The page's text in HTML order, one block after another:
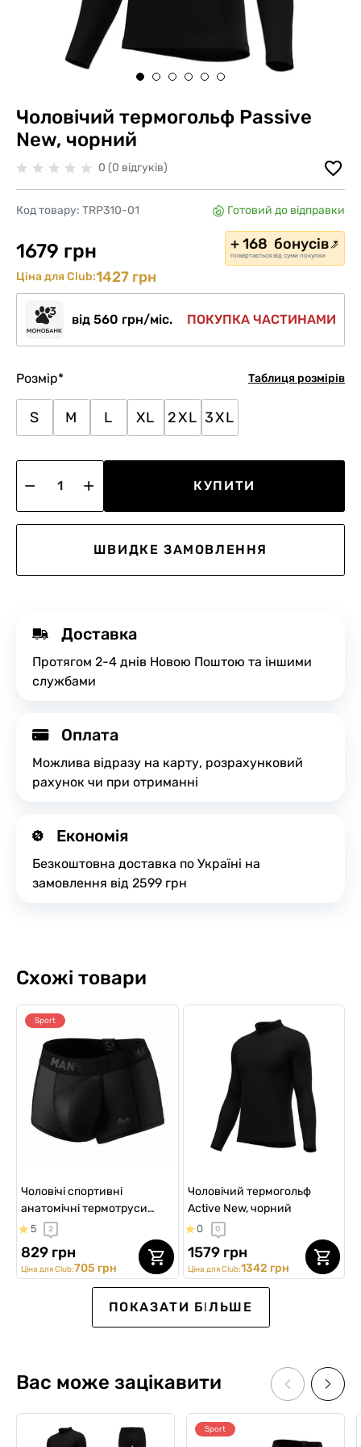
Чоловічий термогольф Passive
New, чорний
0 (0 відгуків)
Код товару: TRP310-01 Готовий до відправки
1679 грн + 168 бонусів
повертається від суми покупки
Ціна для Club:1427 грн
від 560 грн/міс. ПОКУПКА ЧАСТИНАМИ
Таблиця розмірів
Розмір*
S M L XL 2XL 3XL
КУПИТИ
ШВИДКЕ ЗАМОВЛЕННЯ
Доставка
Протягом 2-4 днів Новою Поштою та іншими
службами
Оплата
Можлива відразу на карту, розрахунковий
рахунок чи при отриманні
Економія
Безкоштовна доставка по Україні на
замовлення від 2599 грн
Схожі товари
Sport
Чоловічі спортивні
анатомічні термотруси
Sport w/skew fly Cooltech
Light, чорний
5 2
829 грн
Ціна для Club:705 грн
Чоловічий термогольф
Active New, чорний
0 0
1579 грн
Ціна для Club:1342 грн
Sport
ПОКАЗАТИ БІЛЬШЕ
Вас може зацікавити
Sport